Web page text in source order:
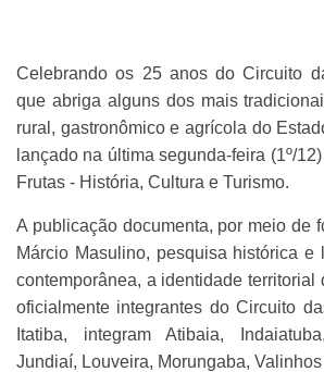
Celebrando os 25 anos do Circuito
que abriga alguns dos mais
rural, gastronômico e agrícola do
lançado na última segunda-feira (1º/
Frutas - História, Cultura e Turismo.
A publicação documenta, por meio de
Márcio Masulino, pesquisa histórica e
contemporânea, a identidade territorial
oficialmente integrantes do Circuito
Itatiba, integram Atibaia,
Jundiaí, Louveira, Morungaba,